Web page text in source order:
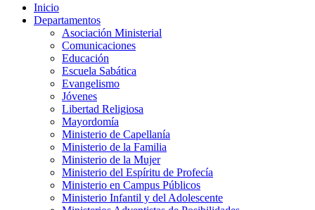
Inicio
Departamentos
Asociación Ministerial
Comunicaciones
Educación
Escuela Sabática
Evangelismo
Jóvenes
Libertad Religiosa
Mayordomía
Ministerio de Capellanía
Ministerio de la Familia
Ministerio de la Mujer
Ministerio del Espíritu de Profecía
Ministerio en Campus Públicos
Ministerio Infantil y del Adolescente